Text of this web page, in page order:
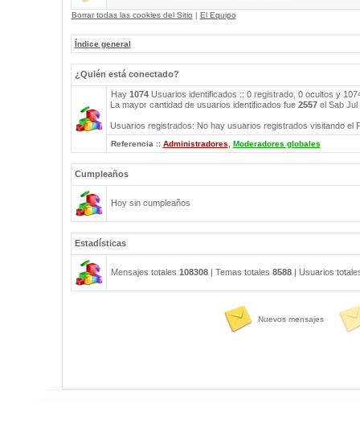
Borrar todas las cookies del Sitio | El Equipo
Índice general
¿Quién está conectado?
Hay 1074Usuarios identificados :: 0 registrado, 0 ocultos y
La mayor cantidad de usuarios identificados fue 2557el Sab Jul
Usuarios registrados: No hay usuarios registrados visitando el
Referencia :: Administradores Moderadores globales
Cumpleaños
Hoy sin cumpleaños
Estadísticas
Mensajes totales 108308| Temas totales 8588| Usuarios
Nuevos mensajes